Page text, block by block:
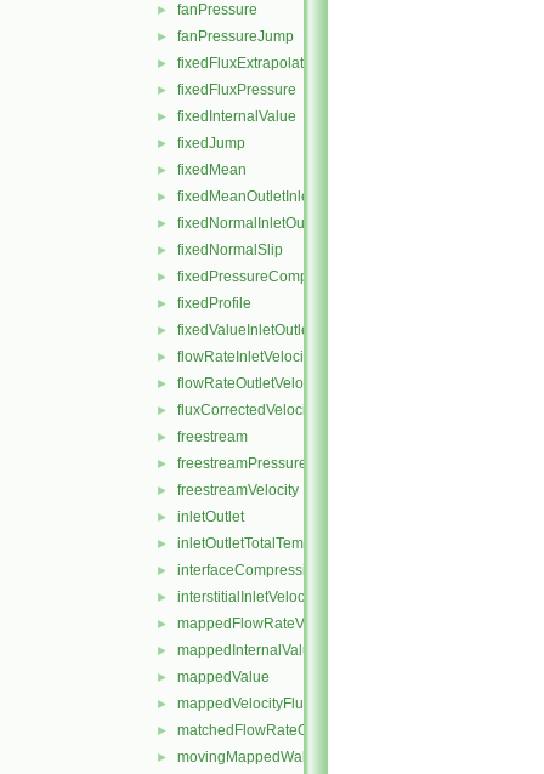
► fanPressure
► fanPressureJump
► fixedFluxExtrapolatedPressure
► fixedFluxPressure
► fixedInternalValue
► fixedJump
► fixedMean
► fixedMeanOutletInlet
► fixedNormalInletOutletVelocity
► fixedNormalSlip
► fixedPressureCompressibleDensity
► fixedProfile
► fixedValueInletOutlet
► flowRateInletVelocity
► flowRateOutletVelocity
► fluxCorrectedVelocity
► freestream
► freestreamPressure
► freestreamVelocity
► inletOutlet
► inletOutletTotalTemperature
► interfaceCompression
► interstitialInletVelocity
► mappedFlowRateVelocity
► mappedInternalValue
► mappedValue
► mappedVelocityFlux
► matchedFlowRateOutletVelocity
► movingMappedWallVelocity